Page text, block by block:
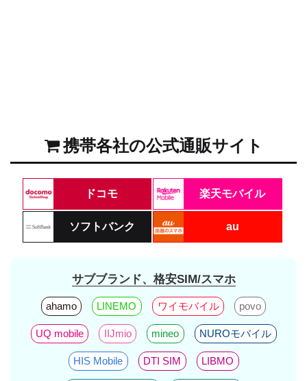
携帯各社の公式通販サイト
ドコモ 楽天モバイル
ソフトバンク au
サブブランド、格安SIM/スマホ
ahamo LINEMO ワイモバイル povo
UQ mobile IIJmio mineo NUROモバイル
HIS Mobile DTI SIM LIBMO